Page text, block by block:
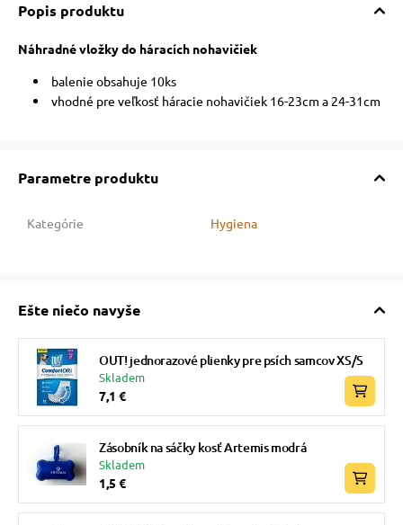
Popis produktu
Náhradné vložky do háracích nohavičiek
balenie obsahuje 10ks
vhodné pre veľkosť háracie nohavičiek 16-23cm a 24-31cm
Parametre produktu
Kategórie Hygiena
Ešte niečo navyše
OUT! jednorazové plienky pre psích samcov XS/S
Skladem
7,1 €
Zásobník na sáčky kosť Artemis modrá
Skladem
1,5 €